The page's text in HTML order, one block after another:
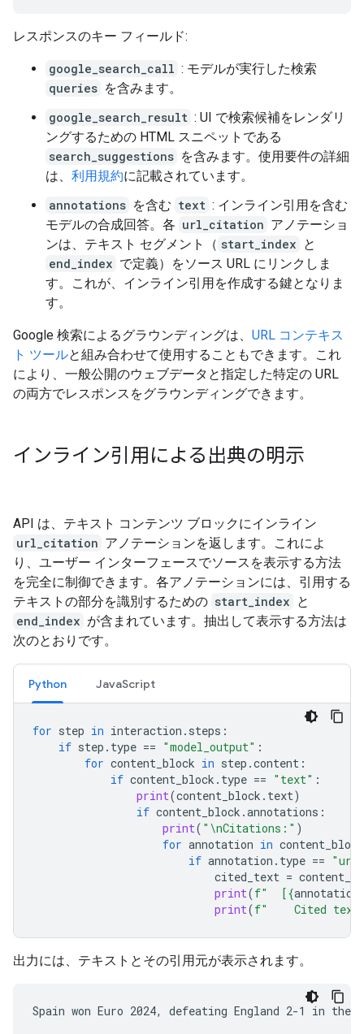
レスポンスのキー フィールド:
google_search_call : モデルが実行した検索
queries を含みます。
google_search_result : UI で検索候補をレンダリ
ングするための HTML スニペットである
search_suggestions を含みます。使用要件の詳細
は、 利用規約に記載されています。
annotations を含む text : インライン引用を含む
モデルの合成回答。各 url_citation アノテーショ
ンは、テキスト セグメント（ start_index と
end_index で定義）をソース URL にリンクしま
す。これが、インライン引用を作成する鍵となりま
す。
Google 検索によるグラウンディングは、 URL コンテキス
ト ツールと組み合わせて使用することもできます。これ
により、一般公開のウェブデータと指定した特定の URL
の両方でレスポンスをグラウンディングできます。
インライン引用による出典の明示
API は、テキスト コンテンツ ブロックにインライン
url_citation アノテーションを返します。これによ
り、ユーザー インターフェースでソースを表示する方法
を完全に制御できます。各アノテーションには、引用する
テキストの部分を識別するための start_index と
end_index が含まれています。抽出して表示する方法は
次のとおりです。
Python JavaScript
for step in interaction . steps :
if step . type == "model_output" :
for content_block in step .content :
if content_block . type == "text" :
print(content_block . text)
if content_block .annotations :
print( " \nCitations:" )
for annotation in content_block
if annotation . type ==
cited_text =
print(f"  [{annotation
print(f"    Cited
出力には、テキストとその引用元が表示されます。
Spain won Euro 2024, defeating England 2-1 in